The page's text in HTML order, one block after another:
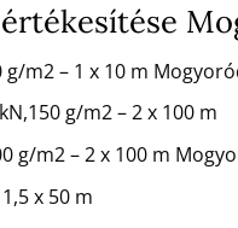
m2 – 1 x 10 m
g/m2 – 2 x 100 m
g/m2 – 2 x 100 m
x 50 m